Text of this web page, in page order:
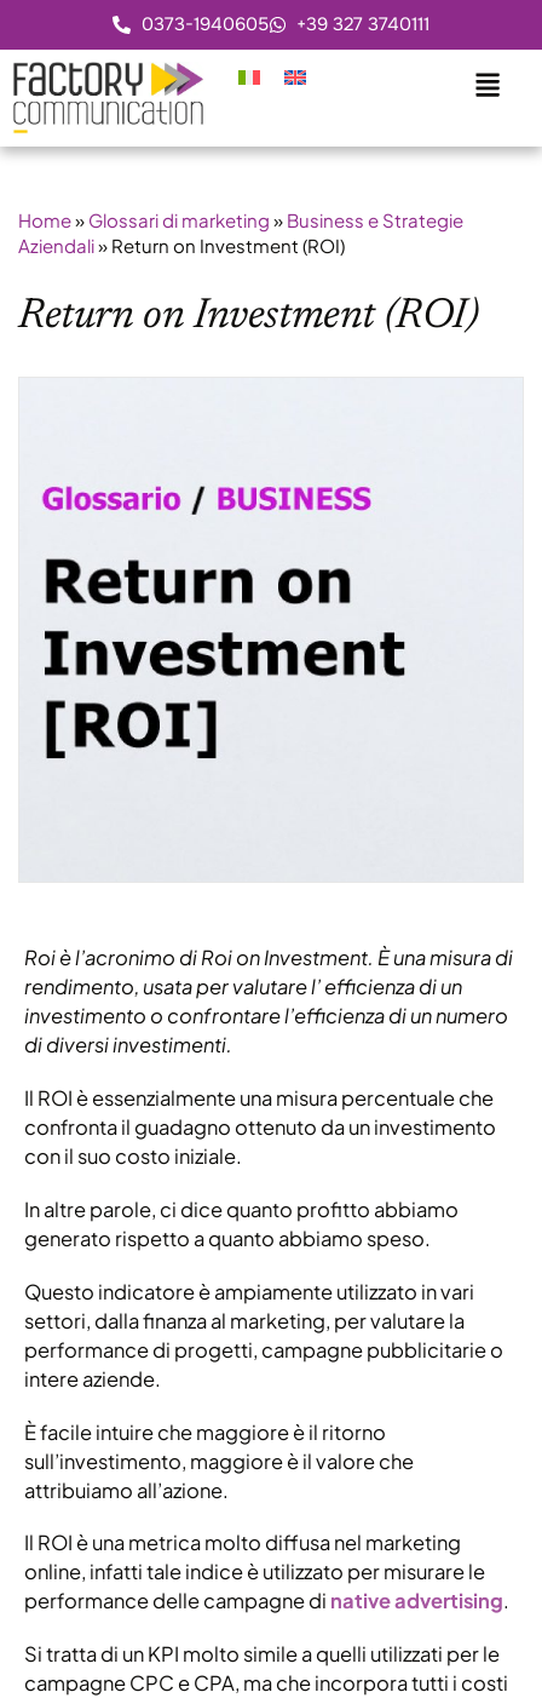
0373-1940605 +39 327 3740111
Home» Glossari di marketing » Business e Strategie
Aziendali» Return on Investment (ROI)
Return on Investment (ROI)
Roi è l’acronimo di Roi on Investment. È una misura di
rendimento, usata per valutare l’ efficienza di un
investimento o confrontare l’efficienza di un numero
di diversi investimenti.
Il ROI è essenzialmente una misura percentuale che
confronta il guadagno ottenuto da un investimento
con il suo costo iniziale.
In altre parole, ci dice quanto profitto abbiamo
generato rispetto a quanto abbiamo speso.
Questo indicatore è ampiamente utilizzato in vari
settori, dalla finanza al marketing, per valutare la
performance di progetti, campagne pubblicitarie o
intere aziende.
È facile intuire che maggiore è il ritorno
sull’investimento, maggiore è il valore che
attribuiamo all’azione.
Il ROI è una metrica molto diffusa nel marketing
online, infatti tale indice è utilizzato per misurare le
performance delle campagne di native advertising.
Si tratta di un KPI molto simile a quelli utilizzati per le
campagne CPC e CPA, ma che incorpora tutti i costi